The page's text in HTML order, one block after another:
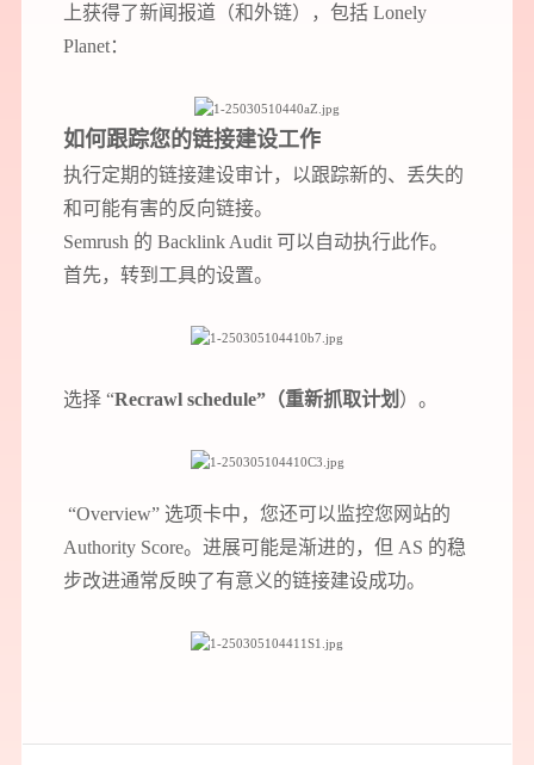
上获得了新闻报道（和外链），包括 Lonely
Planet：
如何跟踪您的链接建设工作
执行定期的链接建设审计，以跟踪新的、丢失的
和可能有害的反向链接。
Semrush 的 Backlink Audit 可以自动执行此作。
首先，转到工具的设置。
选择 “Recrawl schedule”（重新抓取计划 ）。
“Overview” 选项卡中，您还可以监控您网站的
Authority Score。进展可能是渐进的，但 AS 的稳
步改进通常反映了有意义的链接建设成功。